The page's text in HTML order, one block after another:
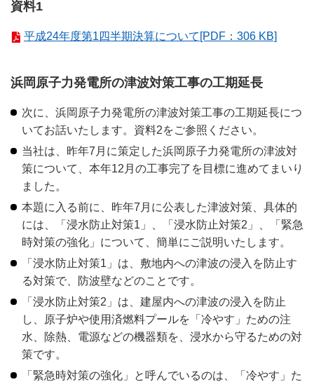
資料1
平成24年度第1四半期決算について[PDF：306 KB]
浜岡原子力発電所の津波対策工事の工期延長
次に、浜岡原子力発電所の津波対策工事の工期延長につ
いてお話いたします。資料2をご参照ください。
当社は、昨年7月に策定した浜岡原子力発電所の津波対
策について、本年12月の工事完了を目標に進めてまいり
ました。
本題に入る前に、昨年7月に公表した津波対策、具体的
には、「浸水防止対策1」、「浸水防止対策2」、「緊急
時対策の強化」について、簡単にご説明いたします。
「浸水防止対策1」は、敷地内への津波の浸入を防止す
る対策で、防波壁などのことです。
「浸水防止対策2」は、建屋内への津波の浸入を防止
し、原子炉や使用済燃料プールを「冷やす」ための注
水、除熱、電源などの機器類を、浸水から守るための対
策です。
「緊急時対策の強化」と呼んでいるのは、「冷やす」た